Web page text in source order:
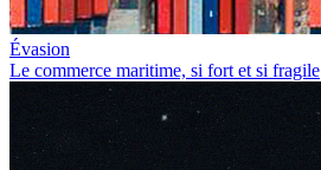
Évasion
Le commerce maritime, si fort et si fragile